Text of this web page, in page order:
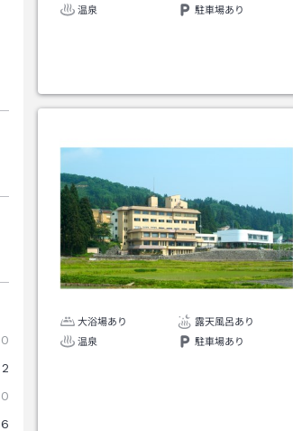
0
2
0
6
温泉
駐車場あり
大浴場あり
露天風呂あり
温泉
駐車場あり